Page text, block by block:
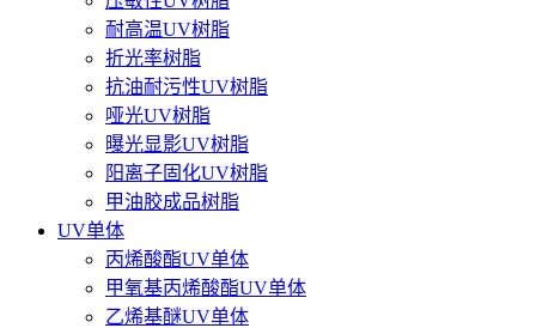
耐高温UV树脂
折光率树脂
抗油耐污性UV树脂
哑光UV树脂
曝光显影UV树脂
阳离子固化UV树脂
甲油胶成品树脂
UV单体
丙烯酸酯UV单体
甲氧基丙烯酸酯UV单体
乙烯基醚UV单体